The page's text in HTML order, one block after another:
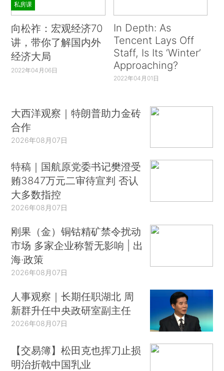
私房课
向松祚：宏观经济70
讲，带你了解国内外
经济大局
2022年04月06日
In Depth: As
Tencent Lays Off
Staff, Is Its ‘Winter’
Approaching?
2022年04月01日
大西洋观察｜特朗普助力金砖
合作
2026年08月07日
特稿｜国航原党委书记樊澄受
贿3847万元二审待宣判 否认
大多数指控
2026年08月07日
刚果（金）铜钴精矿禁令扰动
市场 多家企业称暂无影响 | 出
海·政策
2026年08月07日
人事观察｜长期任职湖北 周
新群升任中央政研室副主任
2026年08月07日
【交易簿】松田克也挥刀止损
明治折戟中国乳业